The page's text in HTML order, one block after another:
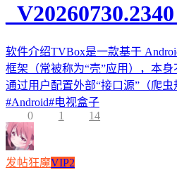
软件介绍TVBox是一款基于
框架（常被称为“壳”应用），本
通过用户配置外部“接口源”（爬虫
#Android#电视盒子
0
1 14
发帖狂魔VIP2